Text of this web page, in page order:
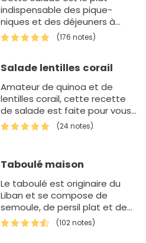
indispensable des pique-
niques et des déjeuners à
emporter. Elle rassemble du
riz, du thon et du maïs avec
(176 notes)
Salade lentilles corail
Amateur de quinoa et de
lentilles corail, cette recette
de salade est faite pour vous !
En effet, si vous n'avez pas
d'inspiration pour le repas du
(24 notes)
Taboulé maison
Le taboulé est originaire du
Liban et se compose de
semoule, de persil plat et de
tomate. Notre version est un
peu différente. Nous
(102 notes)